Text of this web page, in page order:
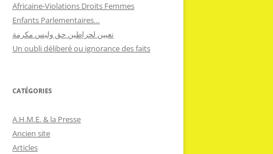
Africaine-Violations Droits Femmes
Enfants Parlementaires…
تعيين لحراطين حق وليس مكرمة
Un oubli déliberé ou ignorance des faits
CATÉGORIES
A.H.M.E. & la Presse
Ancien site
Articles